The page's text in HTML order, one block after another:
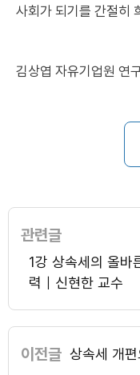
사회가 되기를 간절히
김상엽 자유기업원 연
관련글
1강 상속세의 올바
력｜신현한 교수
이전글 상속세 개